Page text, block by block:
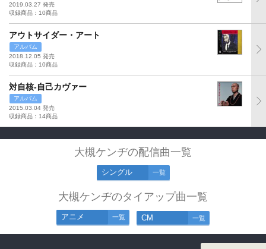
2019.03.27 発売
収録商品：10商品
アウトサイダー・アート
アルバム
2018.12.05 発売
収録商品：10商品
対自核‐自己カヴァー
アルバム
2015.03.04 発売
収録商品：14商品
大槻ケンヂの配信曲一覧
シングル 一覧
大槻ケンヂのタイアップ曲一覧
アニメ 一覧 CM 一覧